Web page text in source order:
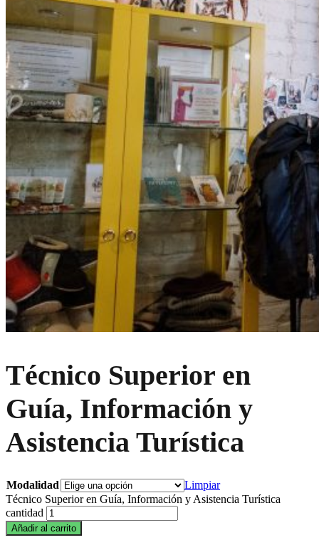
Técnico Superior en
Guía, Información y
Asistencia Turística
Modalidad
Limpiar
Técnico Superior en Guía, Información y Asistencia Turística
cantidad
Añadir al carrito